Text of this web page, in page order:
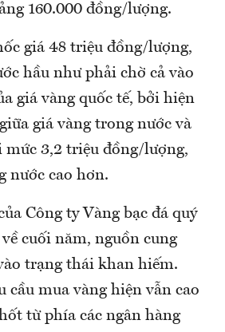
160.000 đồng/lượng.
giá 48 triệu đồng/lượng,
hầu như phải chờ cả vào
giá vàng quốc tế, bởi hiện
giá vàng trong nước và
mức 3,2 triệu đồng/lượng,
nước cao hơn.
Công ty Vàng bạc đá quý
cuối năm, nguồn cung
trạng thái khan hiếm.
cầu mua vàng hiện vẫn cao
từ phía các ngân hàng